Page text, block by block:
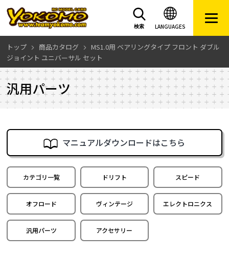
LANGUAGES
検索
トップ 商品カタログ
MS1.0用 ベアリングタイプ フロント ダブル
ジョイント ユニバーサル セット
汎用パーツ
マニュアルダウンロードはこちら
カテゴリ一覧 ドリフト スピード
オフロード ヴィンテージ エレクトロニクス
汎用パーツ アクセサリー